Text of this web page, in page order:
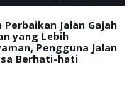
Jalan Gajah
yang Lebih
Pengguna Jalan
Berhati-hati